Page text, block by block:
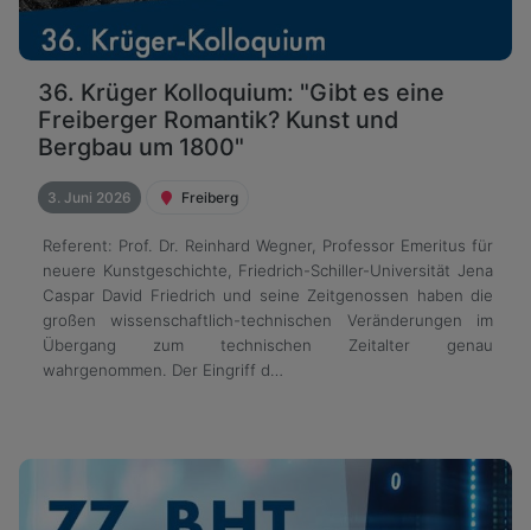
36. Krüger Kolloquium: "Gibt es eine
Freiberger Romantik? Kunst und
Bergbau um 1800"
3. Juni 2026 Freiberg
Referent: Prof. Dr. Reinhard Wegner, Professor Emeritus für
neuere Kunstgeschichte, Friedrich-Schiller-Universität Jena
Caspar David Friedrich und seine Zeitgenossen haben die
großen wissenschaftlich-technischen Veränderungen im
Übergang zum technischen Zeitalter genau
wahrgenommen. Der Eingriff d…